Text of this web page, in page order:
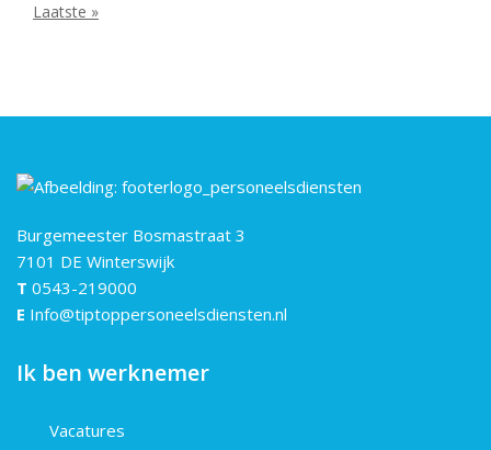
Laatste »
Burgemeester Bosmastraat 3
7101 DE Winterswijk
T 0543-219000
E Info@tiptoppersoneelsdiensten.nl
Ik ben werknemer
Vacatures